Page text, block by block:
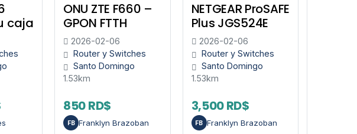
caja
ONU ZTE F660 –
GPON FTTH
2026-02-06
Router y Switches
Santo Domingo
1.53km
850 RD$
FB Franklyn Brazoban
NETGEAR ProSAFE
Plus JGS524E
2026-02-06
Router y Switches
Santo Domingo
1.53km
3,500 RD$
FB Franklyn Brazoban